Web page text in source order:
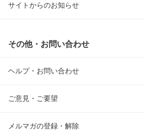
サイトからのお知らせ
その他・お問い合わせ
ヘルプ・お問い合わせ
ご意見・ご要望
メルマガの登録・解除